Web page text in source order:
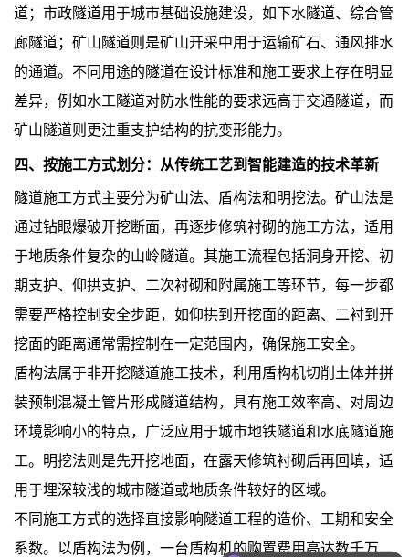
道；市政隧道用于城市基础设施建设，如下水隧道、综合管
廊隧道；矿山隧道则是矿山开采中用于运输矿石、通风排水
的通道。不同用途的隧道在设计标准和施工要求上存在明显
差异，例如水工隧道对防水性能的要求远高于交通隧道，而
矿山隧道则更注重支护结构的抗变形能力。
四、按施工方式划分：从传统工艺到智能建造的技术革新
隧道施工方式主要分为矿山法、盾构法和明挖法。矿山法是
通过钻眼爆破开挖断面，再逐步修筑衬砌的施工方法，适用
于地质条件复杂的山岭隧道。其施工流程包括洞身开挖、初
期支护、仰拱支护、二次衬砌和附属施工等环节，每一步都
需要严格控制安全步距，如仰拱到开挖面的距离、二衬到开
挖面的距离通常需控制在一定范围内，确保施工安全。
盾构法属于非开挖隧道施工技术，利用盾构机切削土体并拼
装预制混凝土管片形成隧道结构，具有施工效率高、对周边
环境影响小的特点，广泛应用于城市地铁隧道和水底隧道施
工。明挖法则是先开挖地面，在露天修筑衬砌后再回填，适
用于埋深较浅的城市隧道或地质条件较好的区域。
不同施工方式的选择直接影响隧道工程的造价、工期和安全
系数。以盾构法为例，一台盾构机的购置费用高达数千万